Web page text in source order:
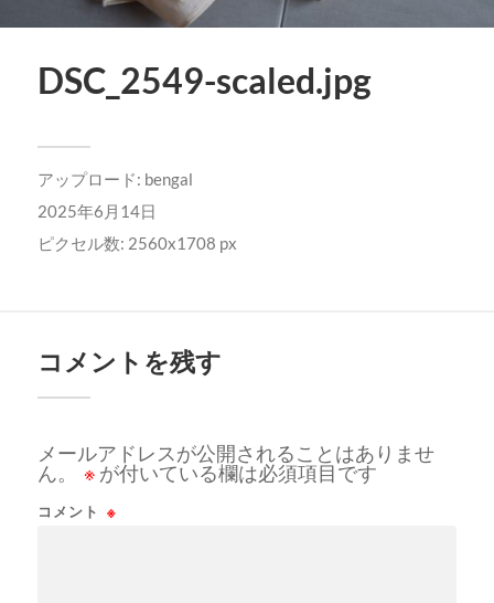
DSC_2549-scaled.jpg
アップロード: bengal
2025年6月14日
ピクセル数: 2560x1708 px
コメントを残す
メールアドレスが公開されることはありませ
ん。
※ が付いている欄は必須項目です
コメント ※